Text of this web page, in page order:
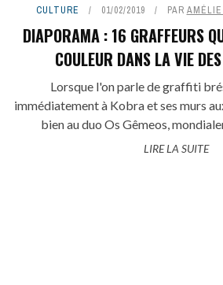
CULTURE 01/02/2019 PAR
DIAPORAMA : 16 GRAFFEURS
COULEUR DANS LA VIE
Lorsque l'on parle de graffiti
immédiatement à Kobra et ses murs
bien au duo Os Gêmeos,
LIRE LA SUITE